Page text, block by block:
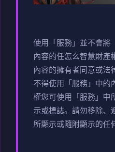
使用「服務」並不會將
內容的任怎么智慧財產
內容的擁有者同意或法
不得使用「服務」中的
權您可使用「服務」中
示或標誌。請勿移除、
所顯示或隨附顯示的任